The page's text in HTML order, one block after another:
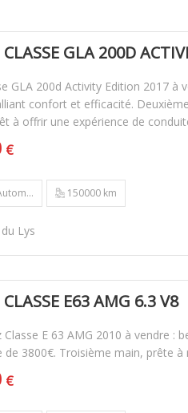
CLASSE GLA 200D
GLA 200d Activity Edition 2017
confort et efficacité.
à offrir une expérience de
€
150000 km
Lys
CLASSE E63 AMG 6.3 V8
Classe E 63 AMG 2010 à vendre :
de 3800€. Troisième main, prête à
€